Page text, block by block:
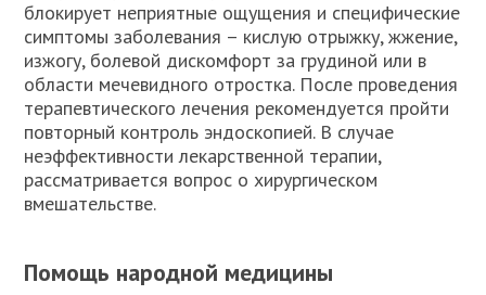
блокирует неприятные ощущения и специфические
симптомы заболевания – кислую отрыжку, жжение,
изжогу, болевой дискомфорт за грудиной или в
области мечевидного отростка. После проведения
терапевтического лечения рекомендуется пройти
повторный контроль эндоскопией. В случае
неэффективности лекарственной терапии,
рассматривается вопрос о хирургическом
вмешательстве.
Помощь народной медицины